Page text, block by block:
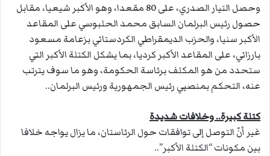
وحصل التيار الصدري، على 80 مقعدا، وهو الأكبر شيعيا، مقابل
حصول رئيس البرلمان السابق محمد الحلبوسي على المقاعد
الأكبر سنيا، والحزب الديمقراطي الكردستاني بزعامة مسعود
بارزاني، على المقاعد الأكبر كرديا، بما يشكل الكتلة الأكبر التي
ستحدد من هو المكلف برئاسة الحكومة، وهو ما سوف يترتب
عنه، التحكم بمنصبي رئيس الجمهورية ورئيس البرلمان..
كتلة كبيرة.. وخلافات شديدة
غير أنّ التوصل إلى توافقات حول الرئاستان، ما يزال يواجه خلافا
بين مكونات “الكتلة الأكبر”..